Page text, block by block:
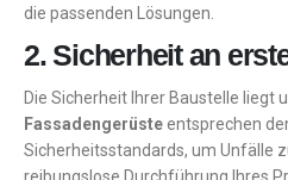
die passenden Lösungen.
2. Sicherheit an
Die Sicherheit Ihrer Baustelle liegt
Fassadengerüsteentsprechen
Sicherheitsstandards, um Unfälle